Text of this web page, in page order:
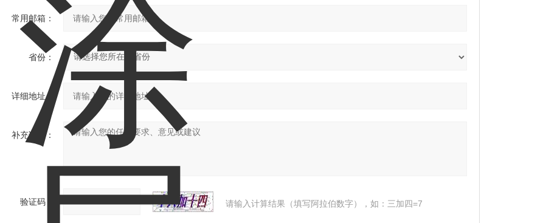
常用邮箱：
省份：
详细地址：
补充说明：
验证码： 请输入计算结果（填写阿拉伯数字），如：三加四=7